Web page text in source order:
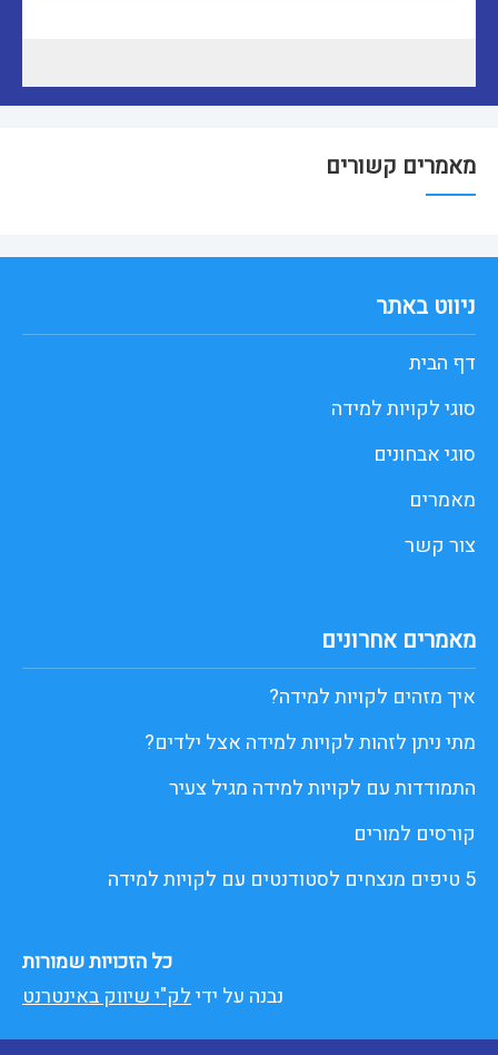
מאמרים קשורים
ניווט באתר
דף הבית
סוגי לקויות למידה
סוגי אבחונים
מאמרים
צור קשר
מאמרים אחרונים
איך מזהים לקויות למידה?
מתי ניתן לזהות לקויות למידה אצל ילדים?
התמודדות עם לקויות למידה מגיל צעיר
קורסים למורים
5 טיפים מנצחים לסטודנטים עם לקויות למידה
כל הזכויות שמורות
נבנה על ידילק"י שיווק באינטרנט